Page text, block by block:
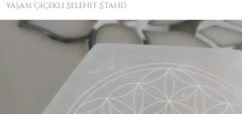
Yaşam Çiçekli Selenit Stand